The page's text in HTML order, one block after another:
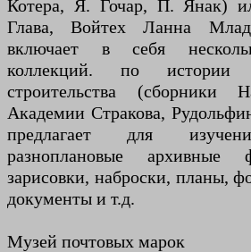
Котера, Я. Гочар, П. Янак)
Глава, Войтех Ланна
включает в себя
коллекций. по истории
строительства (сборники
Академии Стракова,
предлагает для
разноплановые архивные
зарисовки, наброски, планы,
документы и т.д.
Музей почтовых марок